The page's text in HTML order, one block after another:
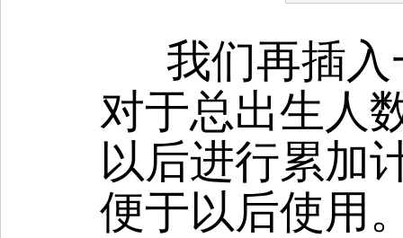
我们再插
对于总出生人
以后进行累加
便于以后使用